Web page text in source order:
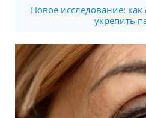
Новое исследование:
укрепить